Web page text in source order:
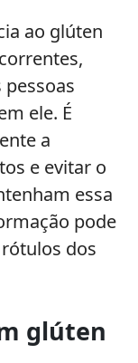
ao glúten
ele. É
a
e evitar o
essa
pode
dos
glúten